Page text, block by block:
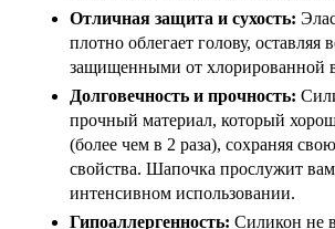
Отличная защита и сухость:
плотно облегает голову, оставляя
защищенными от хлорированной
Долговечность и прочность:
прочный материал, который
(более чем в 2 раза), сохраняя
свойства. Шапочка прослужит
интенсивном использовании.
Гипоаллергенность: Силикон не